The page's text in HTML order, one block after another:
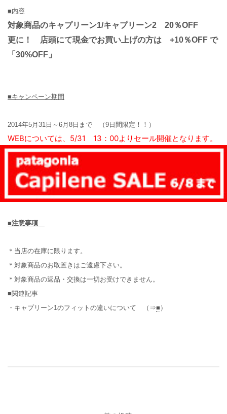
■内容
対象商品のキャプリーン1/キャプリーン2 20％OFF
更に！ 店頭にて現金でお買い上げの方は +10％OFF で
「30%OFF」
■キャンペーン期間
2014年5月31日～6月8日まで （9日間限定！！）
WEBについては、5/31 13：00よりセール開催となります。
■注意事項
＊当店の在庫に限ります。
＊対象商品のお取置きはご遠慮下さい。
＊対象商品の返品・交換は一切お受けできません。
■関連記事
・キャプリーン1のフィットの違いについて （⇒■ ）